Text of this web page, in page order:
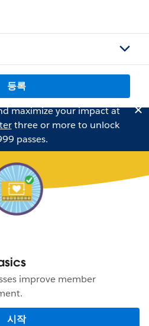
등록
maximize your impact at
three or more to unlock
passes.
improve member
시작